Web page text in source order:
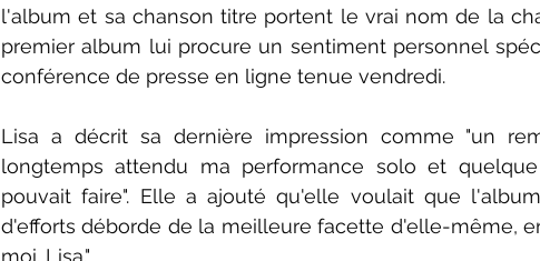
l'album et sa chanson titre portent le vrai nom de la
premier album lui procure un sentiment personnel
conférence de presse en ligne tenue vendredi.
Lisa a décrit sa dernière impression comme "un
longtemps attendu ma performance solo et
pouvait faire". Elle a ajouté qu'elle voulait que
d'efforts déborde de la meilleure facette d'elle-même,
moi. Lisa."